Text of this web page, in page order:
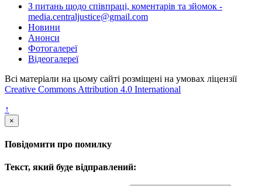
З питань щодо співпраці, коментарів та зйомок -
media.centraljustice@gmail.com
Новини
Анонси
Фотогалереї
Відеогалереї
Всі матеріали на цьому сайті розміщені на умовах ліцензії
Creative Commons Attribution 4.0 International
↑
×
Повідомити про помилку
Текст, який буде відправлений: